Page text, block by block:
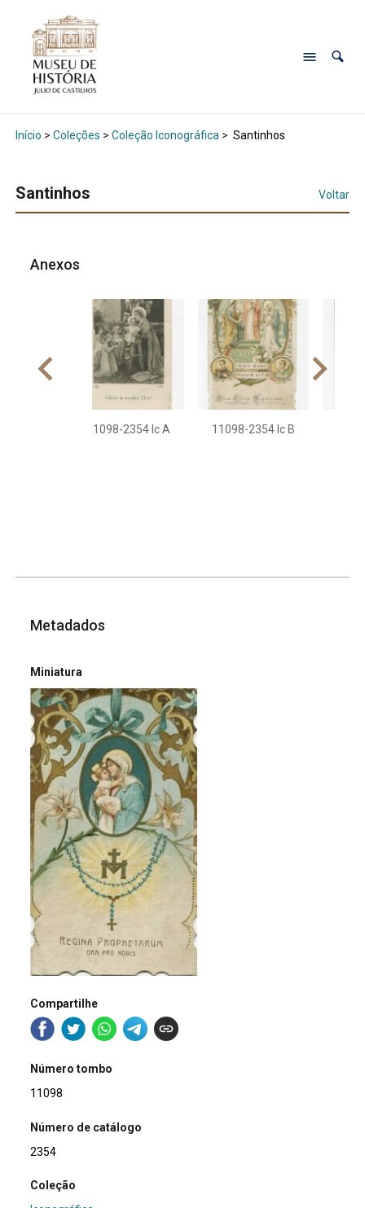
Início > Coleções > Coleção Iconográfica > Santinhos
Santinhos Voltar
Anexos
11098-2354 Ic A 11098-2354 Ic B
Metadados
Miniatura
Compartilhe
Número tombo
11098
Número de catálogo
2354
Coleção